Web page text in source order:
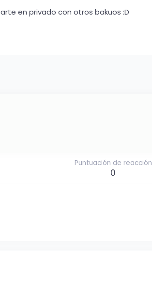
en privado con otros bakuos :D
Puntuación de reacción
0